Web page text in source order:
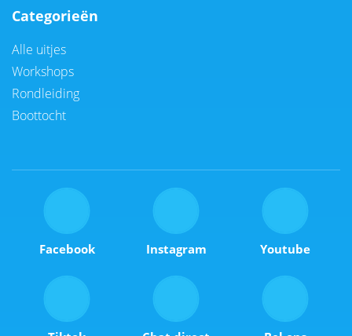
Categorieën
Alle uitjes
Workshops
Rondleiding
Boottocht
Facebook Instagram Youtube